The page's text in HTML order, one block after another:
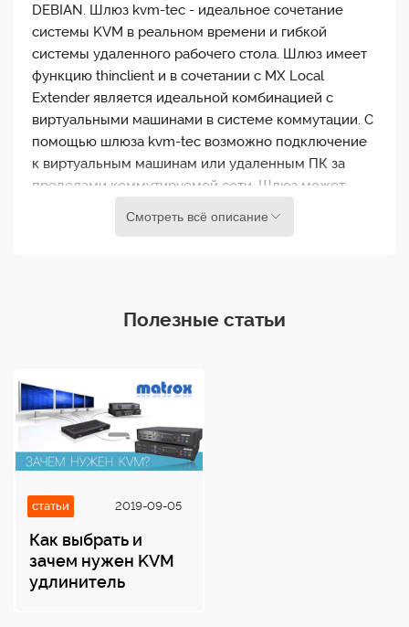
DEBIAN. Шлюз kvm-tec - идеальное сочетание
системы KVM в реальном времени и гибкой
системы удаленного рабочего стола. Шлюз имеет
функцию thinclient и в сочетании с MX Local
Extender является идеальной комбинацией с
виртуальными машинами в системе коммутации. С
помощью шлюза kvm-tec возможно подключение
к виртуальным машинам или удаленным ПК за
пределами коммутируемой сети. Шлюз может
записи могут быть сохранены и восстановлены с
виртуальным машинам. Простая установка -
затем введите учетные данные и подключитесь к
нужному ПК. RDP и VNC используются в качестве
стандарта. Другие протоколы по запросу. Размер
(ШхВхД)…………198 х 40 х 103,5 мм
Вес……………………..…604 гр
Смотреть всё описание
Полезные статьи
статьи 2019-09-05
Как выбрать и
зачем нужен KVM
удлинитель